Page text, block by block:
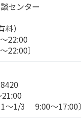
センター
）
〕
3 9:00～17:00